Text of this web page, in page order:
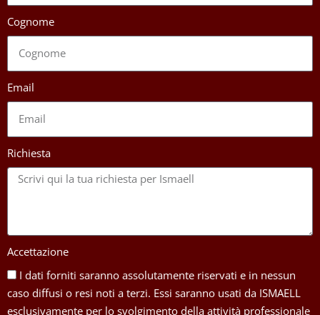
Cognome
Email
Richiesta
Accettazione
I dati forniti saranno assolutamente riservati e in nessun
caso diffusi o resi noti a terzi. Essi saranno usati da ISMAELL
esclusivamente per lo svolgimento della attività professionale